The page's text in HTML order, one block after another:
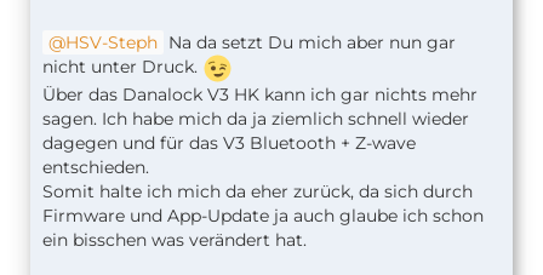
HSV-Steph Na da setzt Du mich aber nun gar
nicht unter Druck.
Über das Danalock V3 HK kann ich gar nichts mehr
sagen. Ich habe mich da ja ziemlich schnell wieder
dagegen und für das V3 Bluetooth + Z-wave
entschieden.
Somit halte ich mich da eher zurück, da sich durch
Firmware und App-Update ja auch glaube ich schon
ein bisschen was verändert hat.